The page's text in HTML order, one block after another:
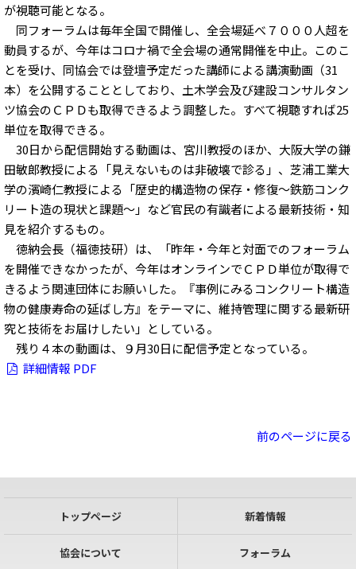
が視聴可能となる。
同フォーラムは毎年全国で開催し、全会場延べ７０００人超を
動員するが、今年はコロナ禍で全会場の通常開催を中止。このこ
とを受け、同協会では登壇予定だった講師による講演動画（31
本）を公開することとしており、土木学会及び建設コンサルタン
ツ協会のＣＰＤも取得できるよう調整した。すべて視聴すれば25
単位を取得できる。
30日から配信開始する動画は、宮川教授のほか、大阪大学の鎌
田敏郎教授による「見えないものは非破壊で診る」、芝浦工業大
学の濱崎仁教授による「歴史的構造物の保存・修復～鉄筋コンク
リート造の現状と課題～」など官民の有識者による最新技術・知
見を紹介するもの。
徳納会長（福徳技研）は、「昨年・今年と対面でのフォーラム
を開催できなかったが、今年はオンラインでＣＰＤ単位が取得で
きるよう関連団体にお願いした。『事例にみるコンクリート構造
物の健康寿命の延ばし方』をテーマに、維持管理に関する最新研
究と技術をお届けしたい」としている。
残り４本の動画は、９月30日に配信予定となっている。
詳細情報 PDF
前のページに戻る
トップページ 新着情報
協会について フォーラム